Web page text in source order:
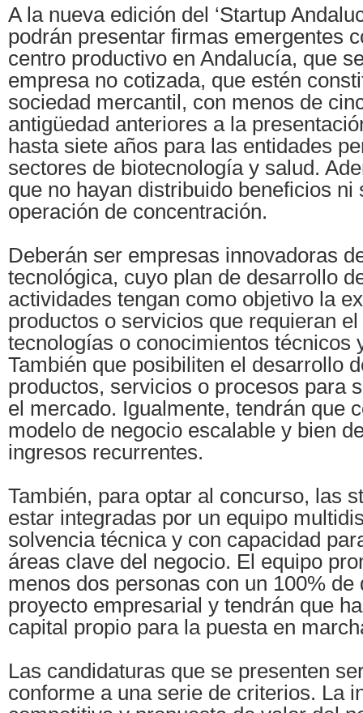
A la nueva edición del ‘Startup
podrán presentar firmas emergentes
centro productivo en Andalucía, que
empresa no cotizada, que estén
sociedad mercantil, con menos de
antigüedad anteriores a la
hasta siete años para las entidades
sectores de biotecnología y salud.
que no hayan distribuido beneficios ni
operación de concentración.
Deberán ser empresas innovadoras
tecnológica, cuyo plan de desarrollo
actividades tengan como objetivo la
productos o servicios que requieran
tecnologías o conocimientos técnicos
También que posibiliten el desarrollo
productos, servicios o procesos para
el mercado. Igualmente, tendrán que
modelo de negocio escalable y bien
ingresos recurrentes.
También, para optar al concurso, las
estar integradas por un equipo
solvencia técnica y con capacidad
áreas clave del negocio. El equipo
menos dos personas con un 100% de
proyecto empresarial y tendrán que
capital propio para la puesta en
Las candidaturas que se presenten
conforme a una serie de criterios. La